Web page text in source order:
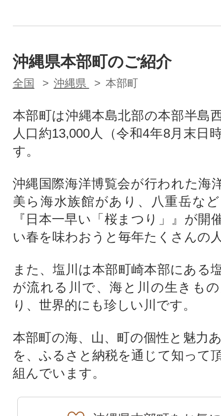
沖縄県本部町のご紹介
全国 沖縄県 本部町
本部町は沖縄本島北部の本部半島
人口約13,000人（令和4年8月末日
す。
沖縄国際海洋博覧会が行われた海
美ら海水族館があり、八重岳な
『日本一早い「桜まつり」』が開
い春を味わおうと毎年たくさんの
また、塩川は本部町崎本部にある
が流れる川で、海と川の生きも
り、世界的にも珍しい川です。
本部町の海、山、町の個性と魅力
を、ふるさと納税を通じて知って
組んでいます。